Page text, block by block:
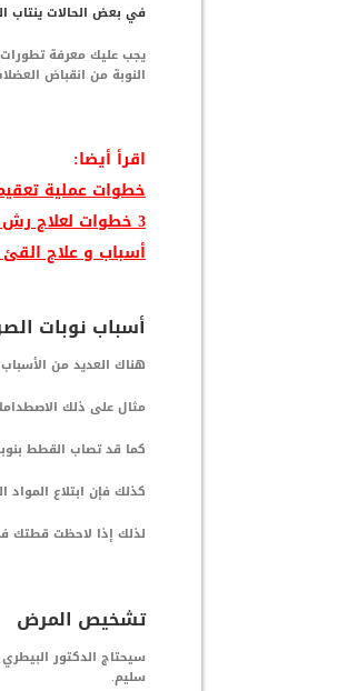
في بعض الحالات ينتاب
يجب عليك معرفة
النوبة من انقباض
اقرأ أيضا:
خطوات عملية
3 خطوات لعلاج رش البول عند القطط الذكور
أسباب و علاج
أسباب نوبات
هناك العديد من
مثال على ذلك
كما قد تصاب القطط
كذلك فإن ابتلاع
لذلك إذا لاحظت قطتك
تشخيص المرض
سيحتاج الدكتور
سليم.